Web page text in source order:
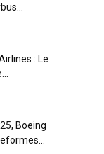
: Le
Boeing